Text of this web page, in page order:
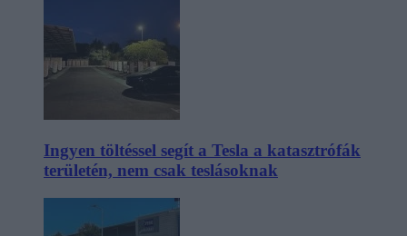
Ingyen töltéssel segít a Tesla a katasztrófák
területén, nem csak teslásoknak